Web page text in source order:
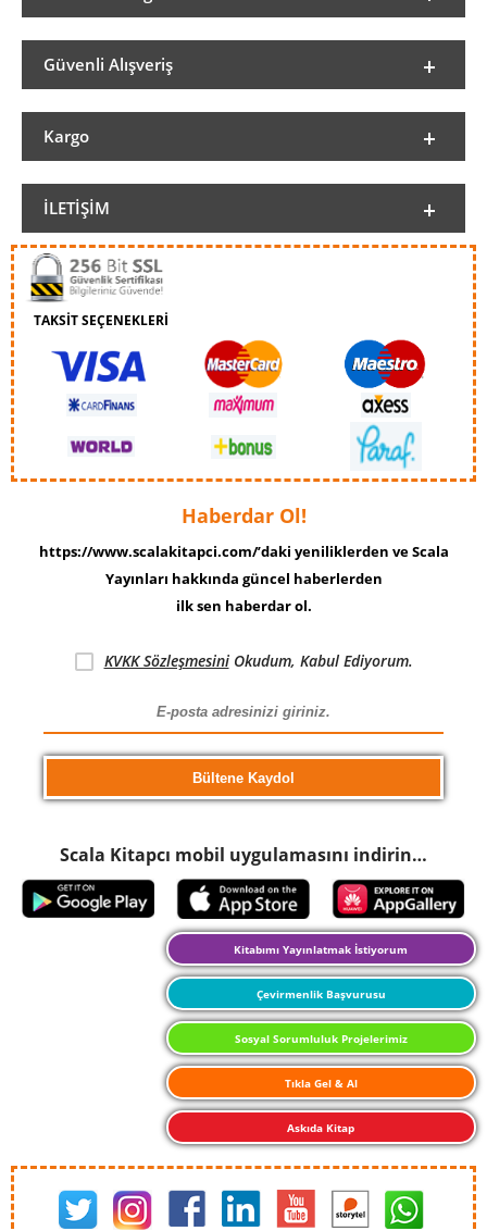
Güvenli Alışveriş
Kargo
İLETIŞIM
TAKSİT SEÇENEKLERİ
Haberdar Ol!
https://www.scalakitapci.com/’daki yeniliklerden ve Scala
Yayınları hakkında güncel haberlerden
ilk sen haberdar ol.
KVKK SözleşmesiniOkudum, Kabul Ediyorum.
Scala Kitapcı mobil uygulamasını indirin…
Kitabımı Yayınlatmak İstiyorum
Çevirmenlik Başvurusu
Sosyal Sorumluluk Projelerimiz
Tıkla Gel & Al
Askıda Kitap